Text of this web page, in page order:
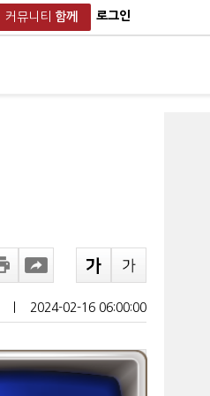
커뮤니티 함께 로그인
2024-02-16 06:00:00